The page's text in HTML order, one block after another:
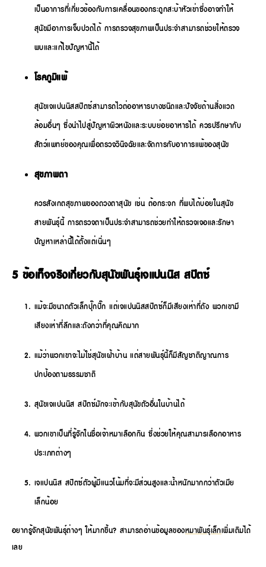
เป็นอาการที่เกี่ยวข้องกับการเคลื่อนของกระดูกสะบ้าหัวเข่าซึ่งอาจทำให้
สุนัขมีอาการเจ็บปวดได้ การตรวจสุขภาพเป็นประจำสามารถช่วยให้ตรวจ
พบและแก้ไขปัญหานี้ได้
โรคภูมิแพ้
สุนัขเจแปนนิสสปิตซ์สามารถไวต่ออาหารบางชนิดและปัจจัยด้านสิ่งแวด
ล้อมอื่นๆ ซึ่งนำไปสู่ปัญหาผิวหนังและระบบย่อยอาหารได้ ควรปรึกษากับ
สัตว์แพทย์ของคุณเพื่อตรวจวินิจฉัยและจัดการกับอาการแพ้ของสุนัข
สุขภาพตา
ควรสังเกตสุขภาพของดวงตาสุนัข เช่น ต้อกระจก ที่พบได้บ่อยในสุนัข
สายพันธุ์นี้ การตรวจตาเป็นประจำสามารถช่วยทำให้ตรวจเจอและรักษา
ปัญหาเหล่านี้ได้ตั้งแต่เนิ่นๆ
5 ข้อเท็จจริงเกี่ยวกับสุนัขพันธุ์เจแปนนิส สปิตซ์
แม้จะมีขนาดตัวเล็กปุ๊กปิ๊ก แต่เจแปนนิสสปิตซ์ก็มีเสียงเห่าที่ดัง พวกเขามี
เสียงเห่าที่ลึกและดังกว่าที่คุณคิดมาก
แม้ว่าพวกเขาจะไม่ใช่สุนัขเฝ้าบ้าน แต่สายพันธุ์นี้ก็มีสัญชาติญาณการ
ปกป้องตามธรรมชาติ
สุนัขเจแปนนิส สปิตซ์มักจะเข้ากับสุนัขตัวอื่นในบ้านได้
พวกเขาเป็นที่รู้จักในชื่อเจ้าหมาเลือกกิน ซึ่งช่วยให้คุณสามารเลือกอาหาร
ประเภทต่างๆ
เจแปนนิส สปิตซ์ตัวผู้มีแนวโน้มที่จะมีส่วนสูงและน้ำหนักมากกว่าตัวเมีย
เล็กน้อย
อยากรู้จักสุนัขพันธุ์ต่างๆ ให้มากขึ้น? สามารถอ่านข้อมูลของหมาพันธุ์เล็กเพิ่มเติมได้
เลย